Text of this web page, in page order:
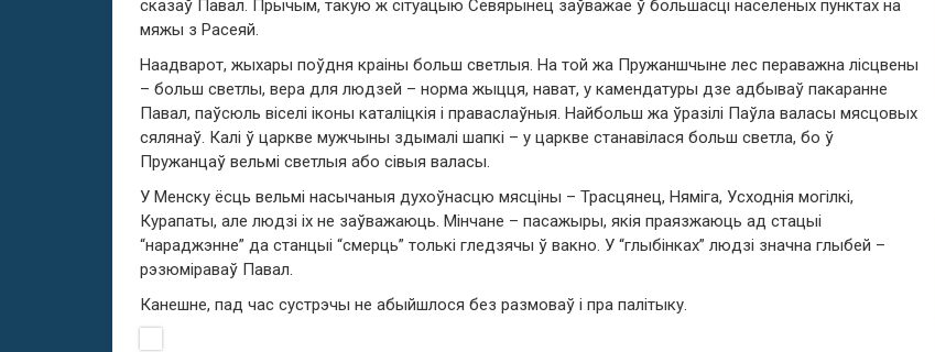
сказаў Павал. Прычым, такую ж сітуацыю Севярынец заўважае ў большасці населеных пунктах на
мяжы з Расеяй.
Наадварот, жыхары поўдня краіны больш светлыя. На той жа Пружаншчыне лес пераважна лісцвены
– больш светлы, вера для людзей – норма жыцця, нават, у камендатуры дзе адбываў пакаранне
Павал, паўсюль віселі іконы каталіцкія і праваслаўныя. Найбольш жа ўразілі Паўла валасы мясцовых
сялянаў. Калі ў царкве мужчыны здымалі шапкі – у царкве станавілася больш светла, бо ў
Пружанцаў вельмі светлыя або сівыя валасы.
У Менску ёсць вельмі насычаныя духоўнасцю мясціны – Трасцянец, Няміга, Усходнія могілкі,
Курапаты, але людзі іх не заўважаюць. Мінчане – пасажыры, якія праязжаюць ад стацыі
“нараджэнне” да станцыі “смерць” толькі гледзячы ў вакно. У “глыбінках” людзі значна глыбей –
рэзюміраваў Павал.
Канешне, пад час сустрэчы не абыйшлося без размоваў і пра палітыку.